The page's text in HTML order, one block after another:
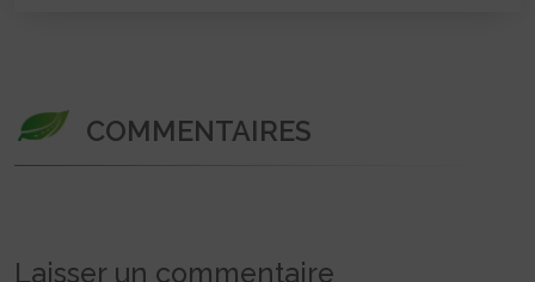
COMMENTAIRES
Laisser un commentaire